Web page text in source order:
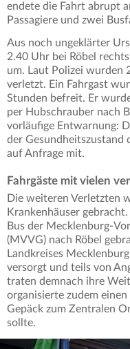
endete die Fahrt abrupt
Passagiere und zwei
Aus noch ungeklärter
2.40 Uhr bei Röbel
um. Laut Polizei wurden
verletzt. Ein Fahrgast
Stunden befreit. Er
per Hubschrauber nach
vorläufige Entwarnung:
der Gesundheitszustand
auf Anfrage mit.
Fahrgäste mit vielen
Die weiteren Verletzten
Krankenhäuser
Bus der Mecklenburg-
(MVVG) nach Röbel
Landkreises
versorgt und teils von
traten demnach ihre
organisierte zudem
Gepäck zum Zentralen
sollte.